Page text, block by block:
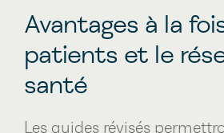
Avantages à la
patients et le
santé
Les guides révisés